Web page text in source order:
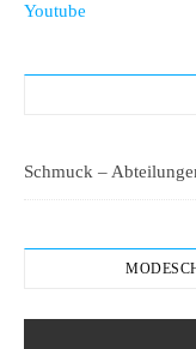
Youtube
Schmuck –